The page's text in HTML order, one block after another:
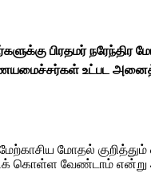
பிரதமர் நரேந்திர
உட்பட
மோதல் குறித்தும்
கொள்ள வேண்டாம் என்று